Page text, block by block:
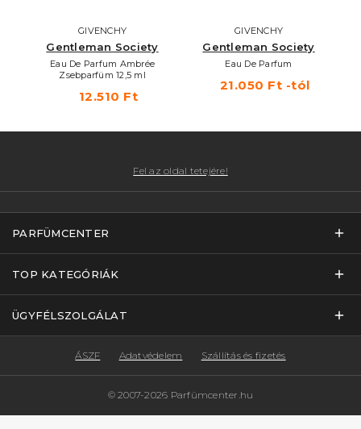
GIVENCHY
Gentleman Society
Eau De Parfum Ambrée
Zsebparfüm 12,5 ml
12.510 Ft
GIVENCHY
Gentleman Society
Eau De Parfum
21.050 Ft -tól
Fel az oldal tetejére!
PARFÜMCENTER
TOP KATEGÓRIÁK
ÜGYFÉLSZOLGÁLAT
© 2007-2026 Parfümcenter.hu
ÁSZF Adatvédelem Szállítás és fizetés